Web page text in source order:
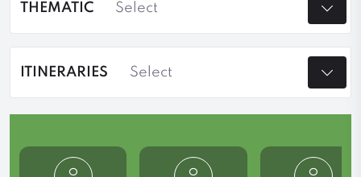
THEMATIC
ITINERARIES